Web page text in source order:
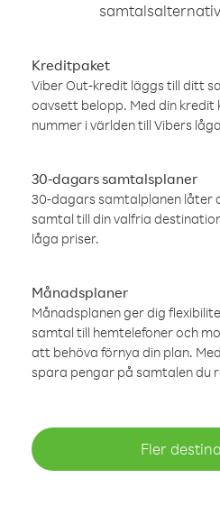
Kreditpaket
Viber Out-kredit läggs till ditt
oavsett belopp. Med din kredit
nummer i världen till Vibers
30-dagars samtalsplaner
30-dagars samtalplanen låter
samtal till din valfria
låga priser.
Månadsplaner
Månadsplanen ger dig
samtal till hemtelefoner och
att behöva förnya din plan.
spara pengar på samtalen du
Fler